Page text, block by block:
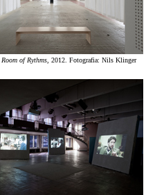
Room of Rythms , 2012. Fotografia: Nils Klinger